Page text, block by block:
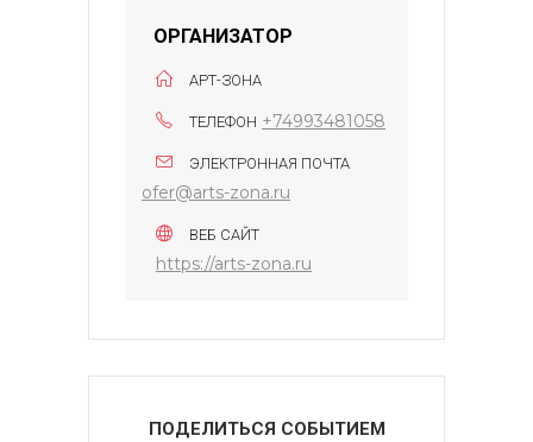
ОРГАНИЗАТОР
АРТ-ЗОНА
ТЕЛЕФОН +74993481058
ЭЛЕКТРОННАЯ ПОЧТА
ofer@arts-zona.ru
ВЕБ САЙТ
https://arts-zona.ru
ПОДЕЛИТЬСЯ СОБЫТИЕМ